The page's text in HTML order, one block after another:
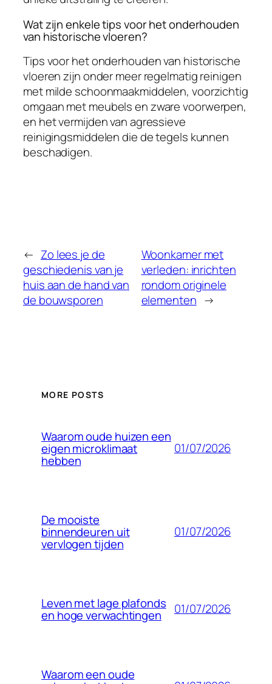
Wat zijn enkele tips voor het onderhouden
van historische vloeren?
Tips voor het onderhouden van historische
vloeren zijn onder meer regelmatig reinigen
met milde schoonmaakmiddelen, voorzichtig
omgaan met meubels en zware voorwerpen,
en het vermijden van agressieve
reinigingsmiddelen die de tegels kunnen
beschadigen.
← Zo lees je de
geschiedenis van je
huis aan de hand van
de bouwsporen
Woonkamer met
verleden: inrichten
rondom originele
elementen →
MORE POSTS
Waarom oude huizen een
eigen microklimaat
hebben
01/07/2026
De mooiste
binnendeuren uit
vervlogen tijden
01/07/2026
Leven met lage plafonds
en hoge verwachtingen 01/07/2026
Waarom een oude